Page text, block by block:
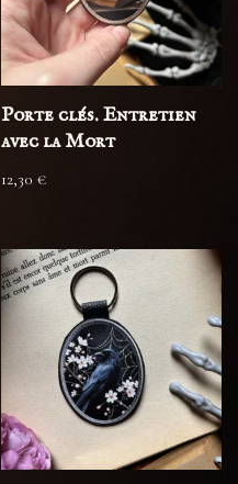
Porte clés. Entretien
avec la Mort
12,30€